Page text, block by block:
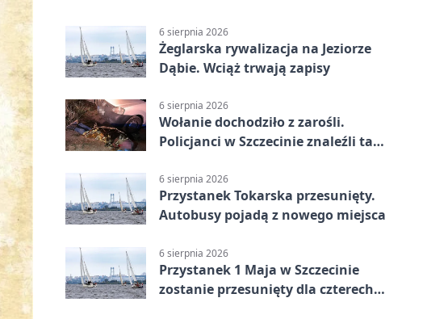
6 sierpnia 2026
Żeglarska rywalizacja na Jeziorze
Dąbie. Wciąż trwają zapisy
6 sierpnia 2026
Wołanie dochodziło z zarośli.
Policjanci w Szczecinie znaleźli tam
6 sierpnia 2026
Przystanek Tokarska przesunięty.
Autobusy pojadą z nowego miejsca
6 sierpnia 2026
Przystanek 1 Maja w Szczecinie
zostanie przesunięty dla czterech